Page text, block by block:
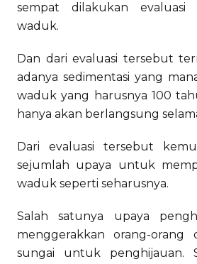
sempat dilakukan evaluasi
waduk.
Dan dari evaluasi tersebut
adanya sedimentasi yang
waduk yang harusnya 100
hanya akan berlangsung
Dari evaluasi tersebut
sejumlah upaya untuk
waduk seperti seharusnya.
Salah satunya upaya
menggerakkan orang-
sungai untuk penghijauan.